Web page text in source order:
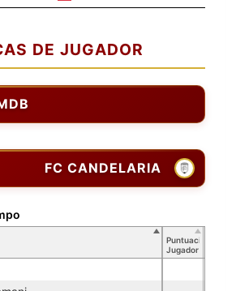
DE JUGADOR
FC CANDELARIA
Puntuación
Jugador